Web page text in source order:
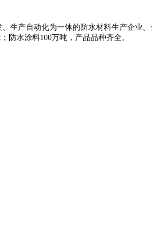
生产自动化为一体的防水材料生产企业
防水涂料100万吨，产品品种齐全。